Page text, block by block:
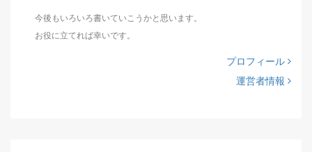
今後もいろいろ書いていこうかと思います。
お役に立てれば幸いです。
プロフィール
運営者情報